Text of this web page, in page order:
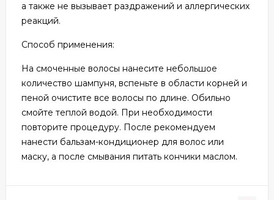
а также не вызывает раздражений и аллергических
реакций.
Способ применения:
На смоченные волосы нанесите небольшое
количество шампуня, вспеньте в области корней и
пеной очистите все волосы по длине. Обильно
смойте теплой водой. При необходимости
повторите процедуру. После рекомендуем
нанести бальзам-кондиционер для волос или
маску, а после смывания питать кончики маслом.